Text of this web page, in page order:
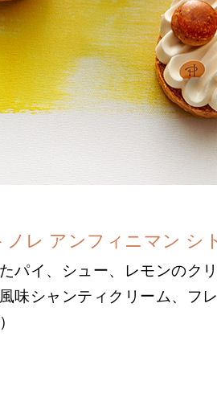
ノレ アンフィニマン シ
たパイ、シュー、レモンのク
味シャンティクリーム、フ